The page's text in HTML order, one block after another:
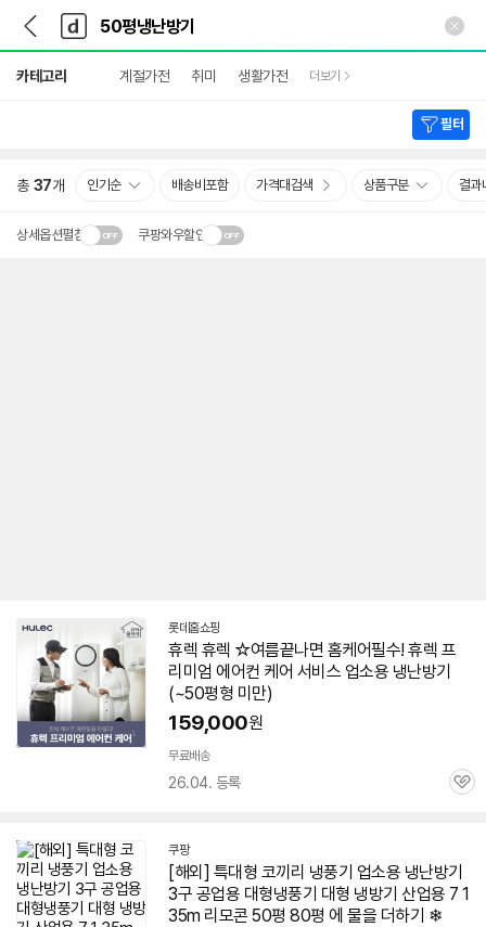
다
나
와
가
기
다
와
메
인
카테고리 계절가전 취미 생활가전 더보기
필터
총 37개 인기순 배송비포함 가격대검색 상품구분 결과
상세옵션펼침 쿠팡와우할인
롯데홈쇼핑
휴렉 휴렉 ☆여름끝나면 홈케어필수! 휴렉 프
리미엄 에어컨 케어 서비스 업소용 냉난방기
(~50평형 미만)
159,000원
무료배송
26.04. 등록
관
쿠팡
[해외] 특대형 코끼리 냉풍기 업소용 냉난방기
3구 공업용 대형냉풍기 대형 냉방기 산업용 7 1
35m 리모콘 50평 80평 에 물을 더하기 ❄